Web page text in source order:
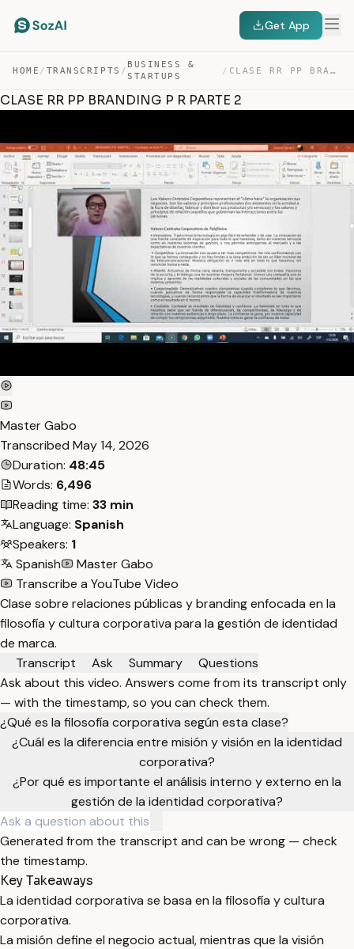
Get App
HOME / TRANSCRIPTS /
BUSINESS &
STARTUPS
/ CLASE RR PP BRANDING P R PARTE 2 — TRANSCRIPT
CLASE RR PP BRANDING P R PARTE 2
Master Gabo
Transcribed May 14, 2026
Duration: 48:45
Words: 6,496
Reading time: 33 min
Language: Spanish
Speakers: 1
Spanish
Master Gabo
Transcribe a YouTube Video
Clase sobre relaciones públicas y branding enfocada en la
filosofía y cultura corporativa para la gestión de identidad
de marca.
Transcript
Ask Summary
Questions
Ask about this video. Answers come from its transcript only
— with the timestamp, so you can check them.
¿Qué es la filosofía corporativa según esta clase?
¿Cuál es la diferencia entre misión y visión en la identidad
corporativa?
¿Por qué es importante el análisis interno y externo en la
gestión de la identidad corporativa?
Generated from the transcript and can be wrong — check
the timestamp.
Key Takeaways
La identidad corporativa se basa en la filosofía y cultura
corporativa.
La misión define el negocio actual, mientras que la visión